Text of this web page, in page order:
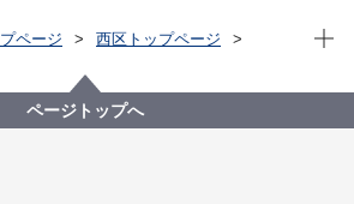
ページ
西区トップページ
現在
ページトップへ